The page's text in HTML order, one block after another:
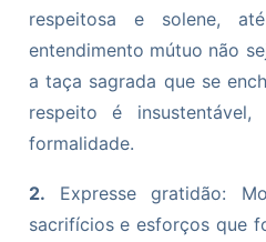
respeitosa e solene,
entendimento mútuo não
a taça sagrada que se
respeito é
formalidade.
2. Expresse gratidão:
sacrifícios e esforços que